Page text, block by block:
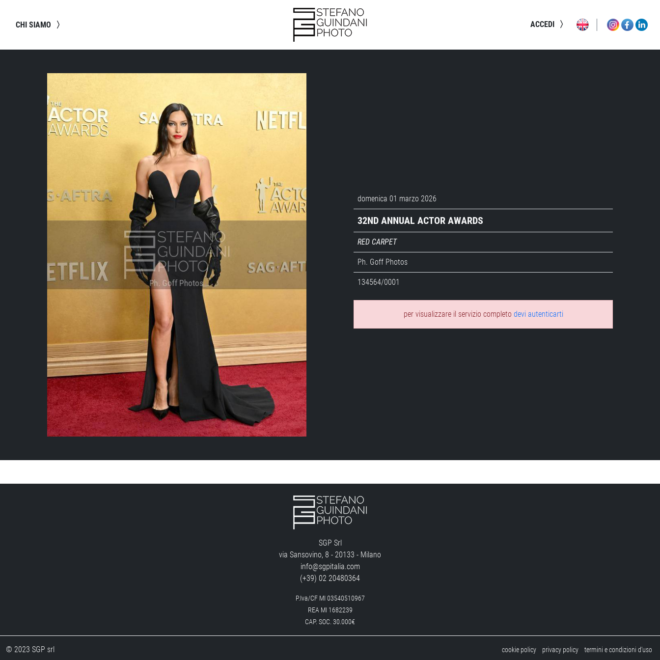
ACCEDI
CHI SIAMO
domenica 01 marzo 2026
32ND ANNUAL ACTOR AWARDS
RED CARPET
Ph. Goff Photos
134564/0001
per visualizzare il servizio completo devi autenticarti
SGP Srl
via Sansovino, 8 - 20133 - Milano
info@sgpitalia.com
(+39) 02 20480364
P.Iva/CF MI 03540510967
REA MI 1682239
CAP. SOC. 30.000€
© 2023 SGP srl cookie policy privacy policy termini e condizioni d'uso